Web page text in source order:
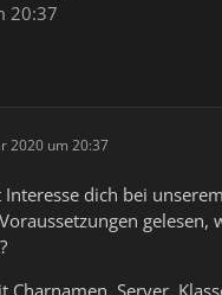
20:37
2020 um 20:37
Interesse dich bei
Charnamen, Server,